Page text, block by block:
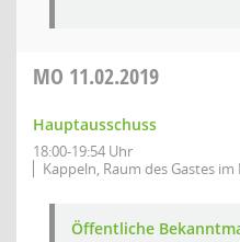
MO 11.02.2019
Hauptausschuss
18:00-19:54 Uhr
Kappeln, Raum des Gastes
Öffentliche